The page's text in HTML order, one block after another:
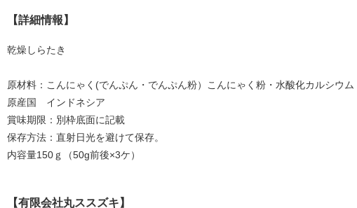
【詳細情報】
乾燥しらたき
原材料：こんにゃく(でんぷん・でんぷん粉）こんにゃく粉・水酸化カルシウ
原産国 インドネシア
賞味期限：別枠底面に記載
保存方法：直射日光を避けて保存。
内容量150ｇ（50g前後×3ケ）
【有限会社丸ススズキ】